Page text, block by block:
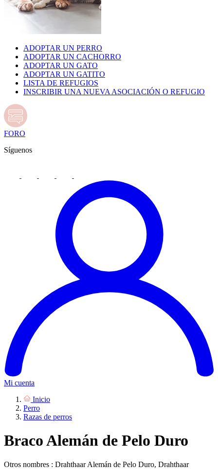
ADOPTAR UN PERRO
ADOPTAR UN CACHORRO
ADOPTAR UN GATO
ADOPTAR UN GATITO
LISTA DE REFUGIOS
INSCRIBIR UNA NUEVA ASOCIACIÓN O REFUGIO
FORO
Síguenos
Mi cuenta
Inicio
Perro
Razas de perros
Braco Alemán de Pelo Duro
Otros nombres : Drahthaar Alemán de Pelo Duro, Drahthaar